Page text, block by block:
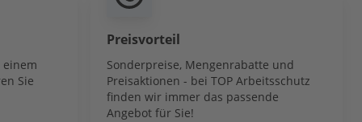
einem
Sie
Preisvorteil
Sonderpreise, Mengenrabatte und
Preisaktionen - bei TOP Arbeitsschutz
finden wir immer das passende
Angebot für Sie!